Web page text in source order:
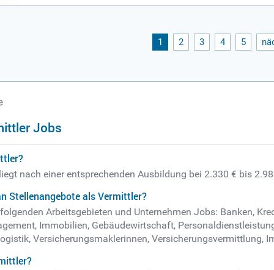
1 2 3 4 5
Jobs
nach einer entsprechenden Ausbildung bei 2.330 € bis
Stellenangebote als Vermittler?
Arbeitsgebieten und Unternehmen Jobs: Banken,
Immobilien, Gebäudewirtschaft,
Versicherungsmaklerinnen, Versicherungsvermittlung,